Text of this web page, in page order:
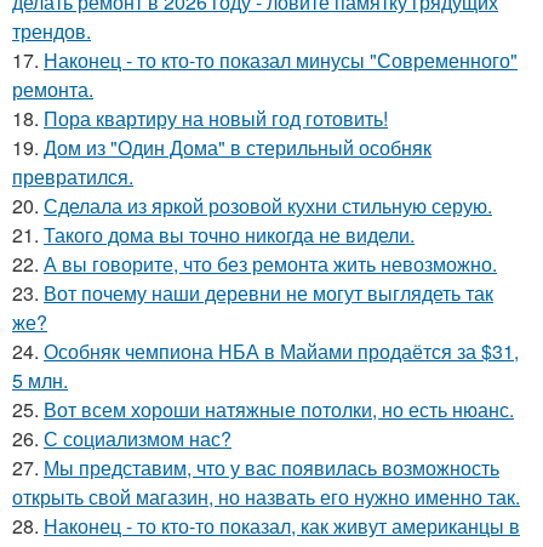
трендов.
17. Наконец - то кто-то показал минусы "Современного"
ремонта.
18. Пора квартиру на новый год готовить!
19. Дом из "Один Дома" в стерильный особняк
превратился.
20. Сделала из яркой розовой кухни стильную серую.
21. Такого дома вы точно никогда не видели.
22. А вы говорите, что без ремонта жить невозможно.
23. Вот почему наши деревни не могут выглядеть так
же?
24. Особняк чемпиона НБА в Майами продаётся за $31,
5 млн.
25. Вот всем хороши натяжные потолки, но есть нюанс.
26. С социализмом нас?
27. Мы представим, что у вас появилась возможность
открыть свой магазин, но назвать его нужно именно так.
28. Наконец - то кто-то показал, как живут американцы в